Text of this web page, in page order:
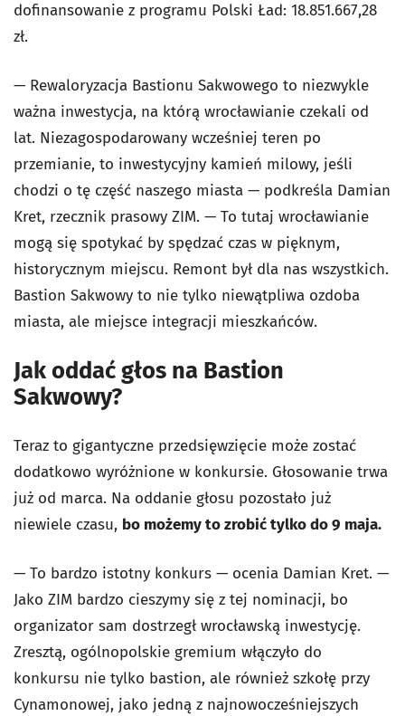
dofinansowanie z programu Polski Ład: 18.851.667,28
zł.
— Rewaloryzacja Bastionu Sakwowego to niezwykle
ważna inwestycja, na którą wrocławianie czekali od
lat. Niezagospodarowany wcześniej teren po
przemianie, to inwestycyjny kamień milowy, jeśli
chodzi o tę część naszego miasta — podkreśla Damian
Kret, rzecznik prasowy ZIM. — To tutaj wrocławianie
mogą się spotykać by spędzać czas w pięknym,
historycznym miejscu. Remont był dla nas wszystkich.
Bastion Sakwowy to nie tylko niewątpliwa ozdoba
miasta, ale miejsce integracji mieszkańców.
Jak oddać głos na Bastion
Sakwowy?
Teraz to gigantyczne przedsięwzięcie może zostać
dodatkowo wyróżnione w konkursie. Głosowanie trwa
już od marca. Na oddanie głosu pozostało już
niewiele czasu, bo możemy to zrobić tylko do 9 maja.
— To bardzo istotny konkurs — ocenia Damian Kret. —
Jako ZIM bardzo cieszymy się z tej nominacji, bo
organizator sam dostrzegł wrocławską inwestycję.
Zresztą, ogólnopolskie gremium włączyło do
konkursu nie tylko bastion, ale również szkołę przy
Cynamonowej, jako jedną z najnowocześniejszych